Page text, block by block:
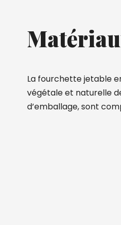
La fourchette jetable
végétale et naturelle
d’emballage, sont